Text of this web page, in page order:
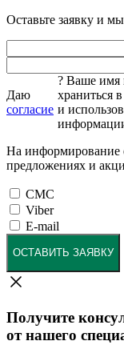
Оставьте заявку и
Даю
согласие
? Ваше имя
храниться
и
На информирование
предложениях и
СМС
Viber
E-mail
ОСТАВИТЬ ЗАЯВКУ
Получите
от нашего